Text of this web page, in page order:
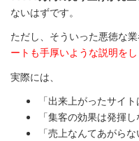
ないはずです。
ただし、そういった悪徳な
ートも手厚いような説明を
実際には、
「出来上がったサイト
「集客の効果は発揮し
「売上なんてあがらな